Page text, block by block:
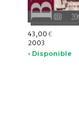
43,00 €
2003
• Disponible